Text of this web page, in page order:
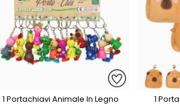
1 Portachiavi Animale In Legno
1